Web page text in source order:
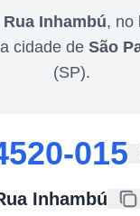
Rua Inhambú, no
cidade de São
(SP).
015
Inhambú